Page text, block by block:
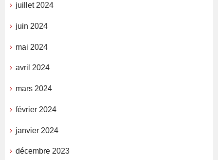
juillet 2024
juin 2024
mai 2024
avril 2024
mars 2024
février 2024
janvier 2024
décembre 2023